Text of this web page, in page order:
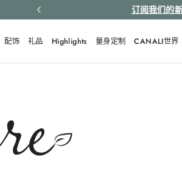
订阅我们的
配饰 礼品 Highlights 量身定制 CANALI世界